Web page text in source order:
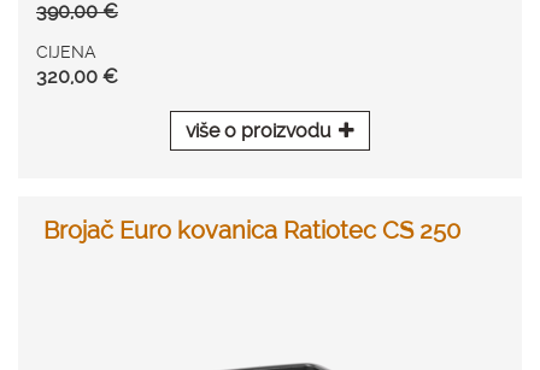
390,00 €
CIJENA
320,00 €
više o proizvodu
Brojač Euro kovanica Ratiotec CS 250